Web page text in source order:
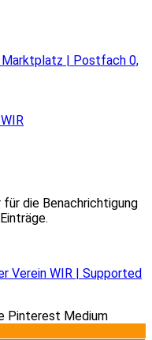
Marktplatz | Postfach 0,
die Benachrichtigung
Verein WIR | Supported
Pinterest Medium